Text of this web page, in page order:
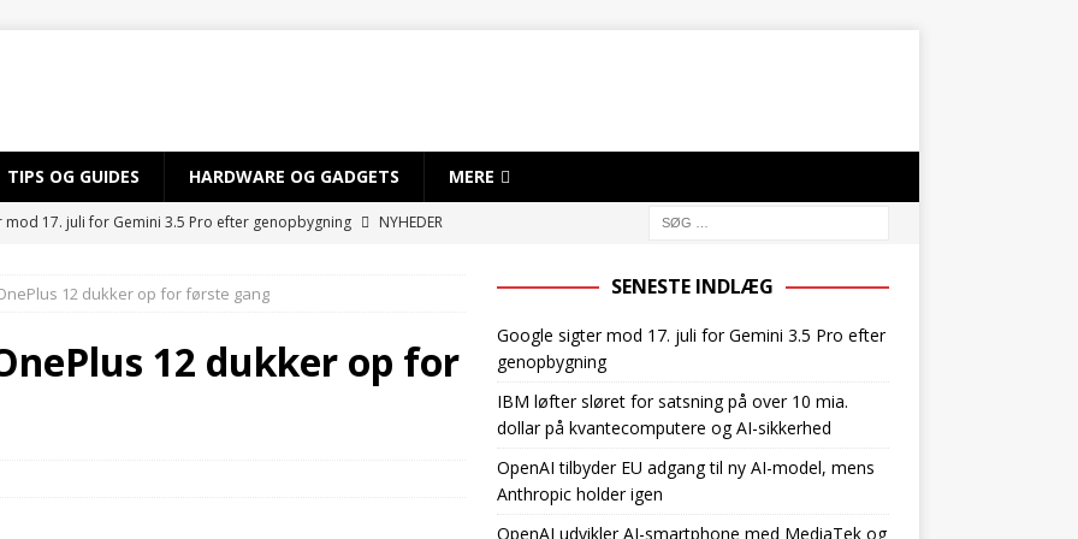
TIPS OG GUIDES HARDWARE OG GADGETS MERE
mod 17. juli for Gemini 3.5 Pro efter genopbygning
NYHEDER
INTELLIGENS
EU adgang til ny AI-model, mens Anthropic holder igen
12 dukker op for første gang
12 dukker op for
SENESTE INDLÆG
Google sigter mod 17. juli for Gemini 3.5 Pro efter
genopbygning
IBM løfter sløret for satsning på over 10 mia.
dollar på kvantecomputere og AI-sikkerhed
OpenAI tilbyder EU adgang til ny AI-model, mens
Anthropic holder igen
OpenAI udvikler AI-smartphone med MediaTek og